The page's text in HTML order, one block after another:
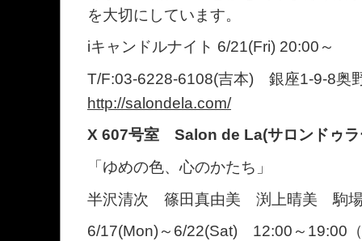
を大切にしています。
iキャンドルナイト 6/21(Fri) 20:00～
T/F:03-6228-6108(吉本) 銀座1-9-8
http://salondela.com/
X 607号室 Salon de La(サロンドゥラ
「ゆめの色、心のかたち」
半沢清次 篠田真由美 渕上晴美 駒
6/17(Mon)～6/22(Sat) 12:00～19:00